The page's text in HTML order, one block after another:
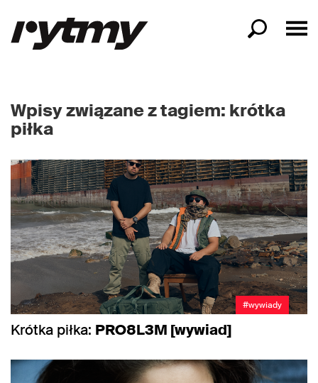
Wpisy związane z tagiem: krótka
piłka
#wywiady
Krótka piłka: PRO8L3M [wywiad]